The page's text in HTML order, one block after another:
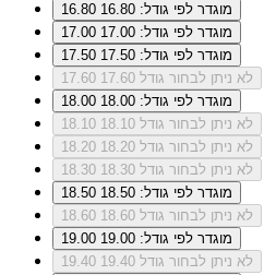
16.80
מוגדר לפי גודל: 16.80
17.00
מוגדר לפי גודל: 17.00
17.50
מוגדר לפי גודל: 17.50
17.60
לא ניתן לבחור גודל 17.60
18.00
מוגדר לפי גודל: 18.00
18.10
לא ניתן לבחור גודל 18.10
18.20
לא ניתן לבחור גודל 18.20
18.30
לא ניתן לבחור גודל 18.30
18.50
מוגדר לפי גודל: 18.50
18.60
לא ניתן לבחור גודל 18.60
19.00
מוגדר לפי גודל: 19.00
19.40
לא ניתן לבחור גודל 19.40